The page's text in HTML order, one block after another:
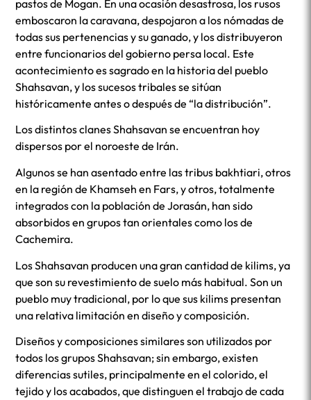
pastos de Mogan. En una ocasión desastrosa, los rusos
emboscaron la caravana, despojaron a los nómadas de
todas sus pertenencias y su ganado, y los distribuyeron
entre funcionarios del gobierno persa local. Este
acontecimiento es sagrado en la historia del pueblo
Shahsavan, y los sucesos tribales se sitúan
históricamente antes o después de “la distribución”.
Los distintos clanes Shahsavan se encuentran hoy
dispersos por el noroeste de Irán.
Algunos se han asentado entre las tribus bakhtiari, otros
en la región de Khamseh en Fars, y otros, totalmente
integrados con la población de Jorasán, han sido
absorbidos en grupos tan orientales como los de
Cachemira.
Los Shahsavan producen una gran cantidad de kilims, ya
que son su revestimiento de suelo más habitual. Son un
pueblo muy tradicional, por lo que sus kilims presentan
una relativa limitación en diseño y composición.
Diseños y composiciones similares son utilizados por
todos los grupos Shahsavan; sin embargo, existen
diferencias sutiles, principalmente en el colorido, el
tejido y los acabados, que distinguen el trabajo de cada